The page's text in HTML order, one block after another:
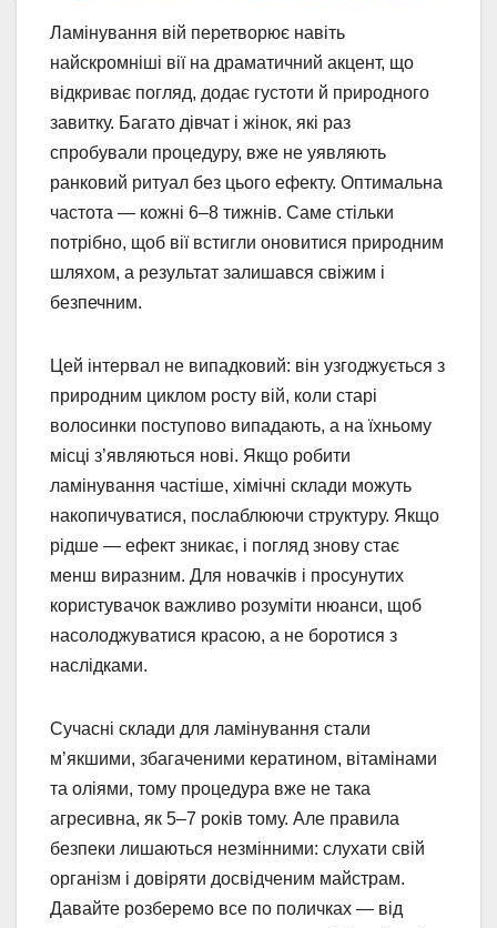
Ламінування вій перетворює навіть
найскромніші вії на драматичний акцент, що
відкриває погляд, додає густоти й природного
завитку. Багато дівчат і жінок, які раз
спробували процедуру, вже не уявляють
ранковий ритуал без цього ефекту. Оптимальна
частота — кожні 6–8 тижнів. Саме стільки
потрібно, щоб вії встигли оновитися природним
шляхом, а результат залишався свіжим і
безпечним.
Цей інтервал не випадковий: він узгоджується з
природним циклом росту вій, коли старі
волосинки поступово випадають, а на їхньому
місці з’являються нові. Якщо робити
ламінування частіше, хімічні склади можуть
накопичуватися, послаблюючи структуру. Якщо
рідше — ефект зникає, і погляд знову стає
менш виразним. Для новачків і просунутих
користувачок важливо розуміти нюанси, щоб
насолоджуватися красою, а не боротися з
наслідками.
Сучасні склади для ламінування стали
м’якшими, збагаченими кератином, вітамінами
та оліями, тому процедура вже не така
агресивна, як 5–7 років тому. Але правила
безпеки лишаються незмінними: слухати свій
організм і довіряти досвідченим майстрам.
Давайте розберемо все по поличках — від